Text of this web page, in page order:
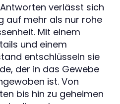
verlässt sich
auf mehr als nur rohe
Mit einem
und einem
entschlüsseln sie
der in das Gewebe
ist. Von
bis hin zu geheimen